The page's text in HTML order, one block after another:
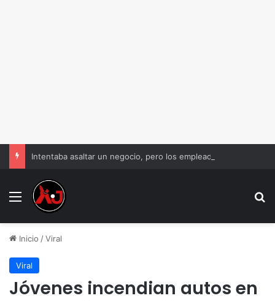
Menu
Inicio /Viral
Viral
Jóvenes incendian autos en